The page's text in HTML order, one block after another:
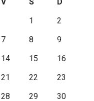
1
2
7 8
9
14 15
16
21 22
23
28 29
30